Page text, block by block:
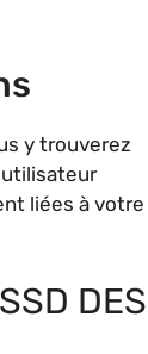
y trouverez
utilisateur
liées à votre
DES